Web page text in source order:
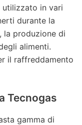
utilizzato in vari
durante la
la produzione di
alimenti.
il raffreddamento
Tecnogas
gamma di